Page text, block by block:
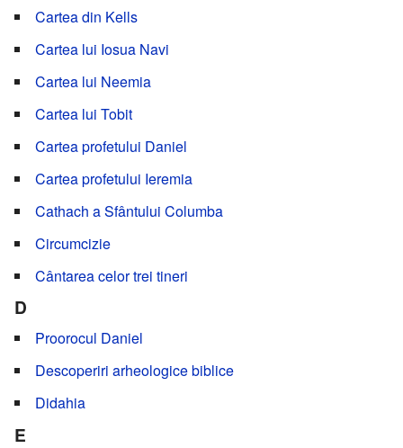
Cartea din Kells
Cartea lui Iosua Navi
Cartea lui Neemia
Cartea lui Tobit
Cartea profetului Daniel
Cartea profetului Ieremia
Cathach a Sfântului Columba
Circumcizie
Cântarea celor trei tineri
D
Proorocul Daniel
Descoperiri arheologice biblice
Didahia
E